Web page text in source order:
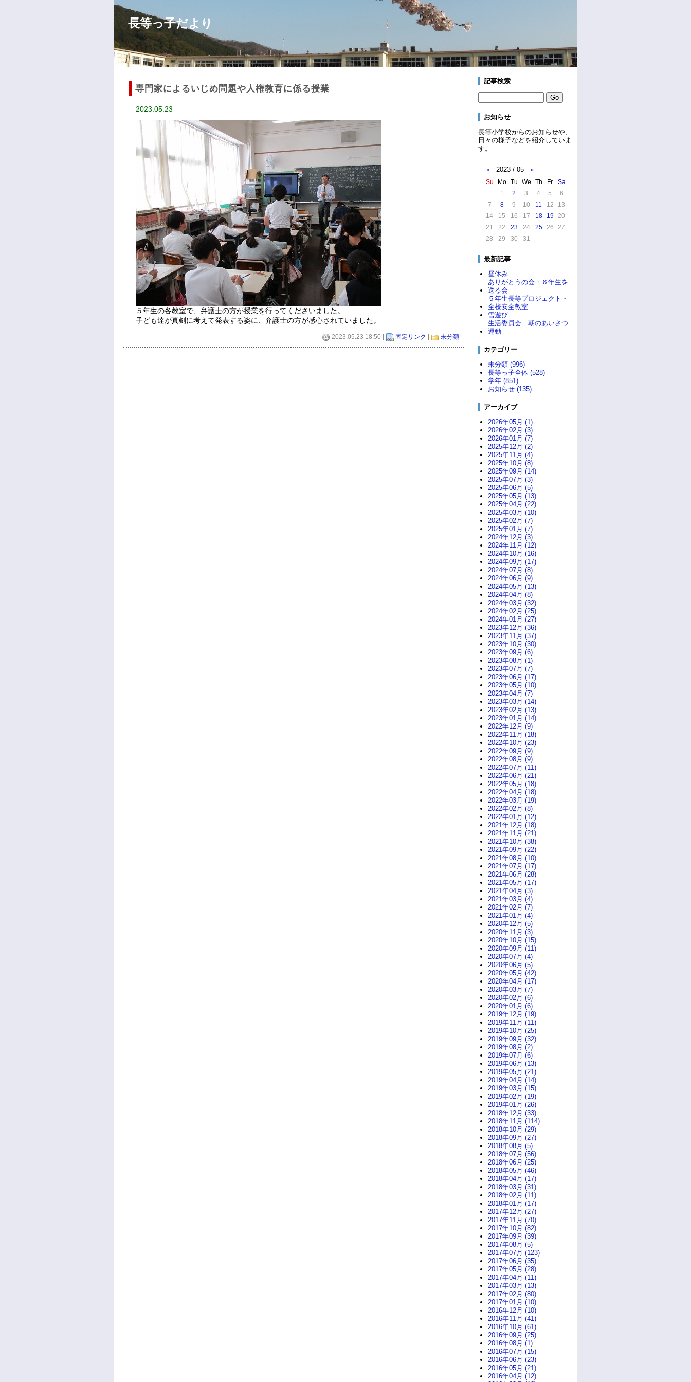
長等っ子だより
専門家によるいじめ問題や人権教育に係る授業
2023.05.23
５年生の各教室で、弁護士の方が授業を行ってくださいました。
子ども達が真剣に考えて発表する姿に、弁護士の方が感心されていました。
2023.05.23 18:50 | 固定リンク 未分類
記事検索
お知らせ
長等小学校からのお知らせや、
日々の様子などを紹介していま
す。
« 2023 / 05 »
Su Mo Tu We Th Fr
Sa
1
2 3 4 5
6
7
8 9 10 11 12
13
14
15 16 17 18 19
20
21
22 23 24 25 26
27
28
29 30 31
最新記事
昼休み
ありがとうの会・６年生を
送る会
５年生長等プロジェクト・
全校安全教室
雪遊び
生活委員会 朝のあいさつ
運動
カテゴリー
未分類 (996)
長等っ子全体 (528)
学年 (851)
お知らせ (135)
アーカイブ
2026年05月 (1)
2026年02月 (3)
2026年01月 (7)
2025年12月 (2)
2025年11月 (4)
2025年10月 (8)
2025年09月 (14)
2025年07月 (3)
2025年06月 (5)
2025年05月 (13)
2025年04月 (22)
2025年03月 (10)
2025年02月 (7)
2025年01月 (7)
2024年12月 (3)
2024年11月 (12)
2024年10月 (16)
2024年09月 (17)
2024年07月 (8)
2024年06月 (9)
2024年05月 (13)
2024年04月 (8)
2024年03月 (32)
2024年02月 (25)
2024年01月 (27)
2023年12月 (36)
2023年11月 (37)
2023年10月 (30)
2023年09月 (6)
2023年08月 (1)
2023年07月 (7)
2023年06月 (17)
2023年05月 (10)
2023年04月 (7)
2023年03月 (14)
2023年02月 (13)
2023年01月 (14)
2022年12月 (9)
2022年11月 (18)
2022年10月 (23)
2022年09月 (9)
2022年08月 (9)
2022年07月 (11)
2022年06月 (21)
2022年05月 (18)
2022年04月 (18)
2022年03月 (19)
2022年02月 (8)
2022年01月 (12)
2021年12月 (18)
2021年11月 (21)
2021年10月 (38)
2021年09月 (22)
2021年08月 (10)
2021年07月 (17)
2021年06月 (28)
2021年05月 (17)
2021年04月 (3)
2021年03月 (4)
2021年02月 (7)
2021年01月 (4)
2020年12月 (5)
2020年11月 (3)
2020年10月 (15)
2020年09月 (11)
2020年07月 (4)
2020年06月 (5)
2020年05月 (42)
2020年04月 (17)
2020年03月 (7)
2020年02月 (6)
2020年01月 (6)
2019年12月 (19)
2019年11月 (11)
2019年10月 (25)
2019年09月 (32)
2019年08月 (2)
2019年07月 (6)
2019年06月 (13)
2019年05月 (21)
2019年04月 (14)
2019年03月 (15)
2019年02月 (19)
2019年01月 (26)
2018年12月 (33)
2018年11月 (114)
2018年10月 (29)
2018年09月 (27)
2018年08月 (5)
2018年07月 (56)
2018年06月 (25)
2018年05月 (46)
2018年04月 (17)
2018年03月 (31)
2018年02月 (11)
2018年01月 (17)
2017年12月 (27)
2017年11月 (70)
2017年10月 (82)
2017年09月 (39)
2017年08月 (5)
2017年07月 (123)
2017年06月 (35)
2017年05月 (28)
2017年04月 (11)
2017年03月 (13)
2017年02月 (80)
2017年01月 (10)
2016年12月 (10)
2016年11月 (41)
2016年10月 (61)
2016年09月 (25)
2016年08月 (1)
2016年07月 (15)
2016年06月 (23)
2016年05月 (21)
2016年04月 (12)